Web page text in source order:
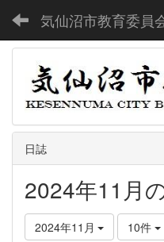
気仙沼市教育委員
日
2024年11月
2024年11月 10件